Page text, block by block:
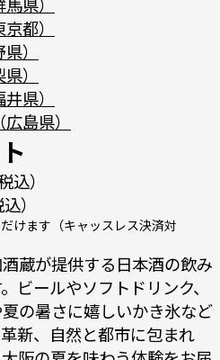
都）
）
）
県）
島県）
）
）
けます（キャッスレス決済対
蔵が提供する日本酒の飲み
ビールやソフトドリンク、
の暑さに嬉しいかき氷など
新、自然と都市に包まれ